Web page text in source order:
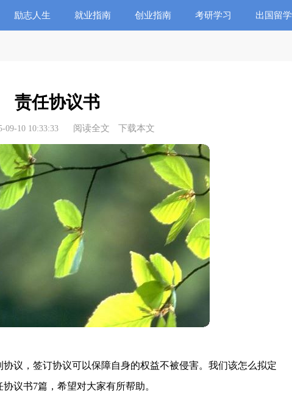
励志人生 就业指南 创业指南 考研学习 出国留学
责任协议书
09-10 10:33:33 阅读全文 下载本文
议，签订协议可以保障自身的权益不被侵害。我们该怎么拟定
议书7篇，希望对大家有所帮助。